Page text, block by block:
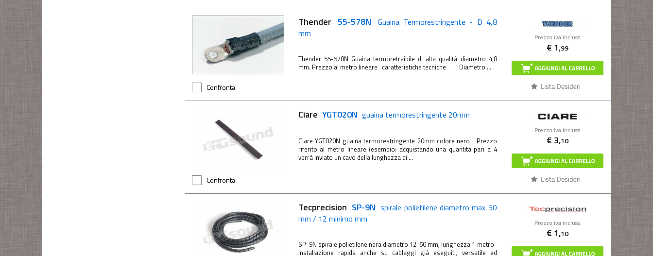
Confronta
Prezzo iva inclusa
€ 1,99
Thender 55-578N Guaina Termorestringente - D 4,8
mm
Thender 55-578N Guaina termoretraibile di alta qualità diametro 4,8
mm. Prezzo al metro lineare caratteristiche tecniche Diametro ...
Confronta
Prezzo iva inclusa
€ 3,10
Ciare YGT020N guaina termorestringente 20mm
Ciare YGT020N guaina termorestringente 20mm colore nero Prezzo
riferito al metro lineare (esempio: acquistando una quantità pari a 4
verrà inviato un cavo della lunghezza di ...
Prezzo iva inclusa
€ 1,10
Tecprecision SP-9N spirale polietilene diametro max 50
mm / 12 minimo mm
SP-9N spirale polietilene nera diametro 12-50 mm, lunghezza 1 metro
Installazione rapida anche su cablaggi già eseguiti, versatile ed